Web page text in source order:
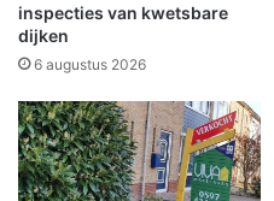
r
i
j
n
z
i
h
i
n
t
inspecties van kwetsbare
dijken
6 augustus 2026